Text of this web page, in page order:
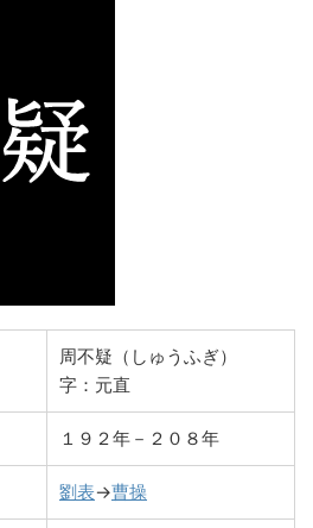
周不疑（しゅうふぎ）
字：元直
１９２年－２０８年
劉表→曹操